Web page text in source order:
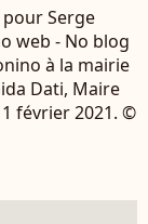
Serge
web - No blog
à la mairie
Dati, Maire
février 2021. ©